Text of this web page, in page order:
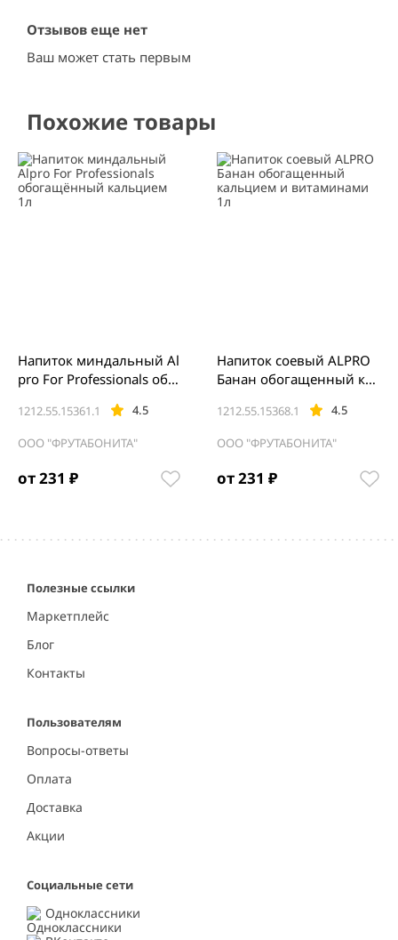
Отзывов еще нет
Ваш может стать первым
Похожие товары
от 231 ₽
1212.55.15361.1 4.5
Напиток миндальный Al
pro For Professionals обо
ООО "ФРУТАБОНИТА"
от 231 ₽
1212.55.15368.1 4.5
Напиток соевый ALPRO
Банан обогащенный кал
ООО "ФРУТАБОНИТА"
5
Полезные ссылки
Маркетплейс
Блог
Контакты
Пользователям
Вопросы-ответы
Оплата
Доставка
Акции
Социальные сети
Одноклассники